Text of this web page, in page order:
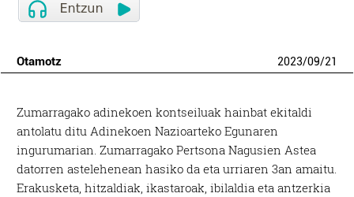
Otamotz 2023/09/21
Zumarragako adinekoen kontseiluak hainbat ekitaldi
antolatu ditu Adinekoen Nazioarteko Egunaren
ingurumarian. Zumarragako Pertsona Nagusien Astea
datorren astelehenean hasiko da eta urriaren 3an amaitu.
Erakusketa, hitzaldiak, ikastaroak, ibilaldia eta antzerkia